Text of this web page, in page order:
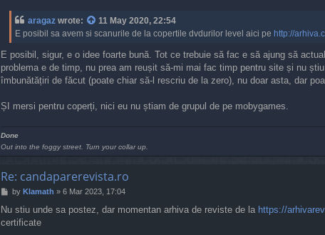
aragaz wrote:
11 May 2020, 22:54
E posibil sa avem si scanurile de la copertile dvdurilor level aici pe http://
E posibil, sigur, e o idee foarte bună. Tot ce trebuie să fac e să ajung să
problema e de timp, nu prea am reușit să-mi mai fac timp pentru site și nu
îmbunătățiri de făcut (poate chiar să-l rescriu de la zero), nu doar asta, dar
ȘI mersi pentru coperți, nici eu nu știam de grupul de pe mobygames.
Done
Out into the foggy street. Turn your collar up.
Re: candaparerevista.ro
P
s
t
by Klamath » 6 Mar 2023, 17:04
Nu stiu unde sa postez, dar momentan arhiva de reviste de la https://
certificate